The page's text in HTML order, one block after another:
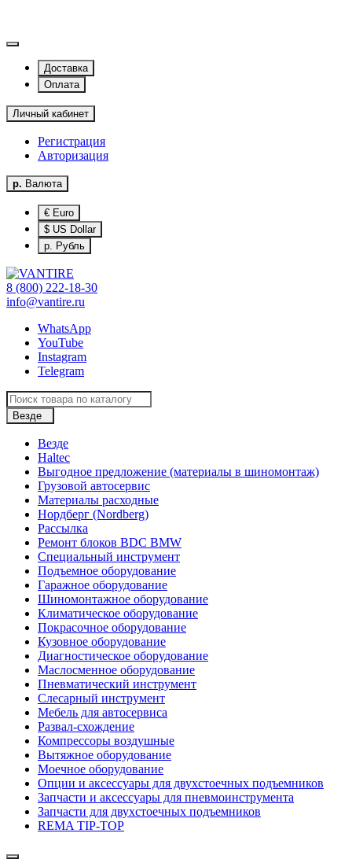
Доставка
Оплата
Личный кабинет
Регистрация
Авторизация
р. Валюта
€ Euro
$ US Dollar
р. Рубль
8 (800) 222-18-30
info@vantire.ru
WhatsApp
YouTube
Instagram
Telegram
Везде
Везде
Haltec
Выгодное предложение (материалы в шиномонтаж)
Грузовой автосервис
Материалы расходные
Нордберг (Nordberg)
Рассылка
Ремонт блоков BDC BMW
Специальный инструмент
Подъемное оборудование
Гаражное оборудование
Шиномонтажное оборудование
Климатическое оборудование
Покрасочное оборудование
Кузовное оборудование
Диагностическое оборудование
Маслосменное оборудование
Пневматический инструмент
Слесарный инструмент
Мебель для автосервиса
Развал-схождение
Компрессоры воздушные
Вытяжное оборудование
Моечное оборудование
Опции и аксессуары для двухстоечных подъемников
Запчасти и аксессуары для пневмоинструмента
Запчасти для двухстоечных подъемников
REMA TIP-TOP